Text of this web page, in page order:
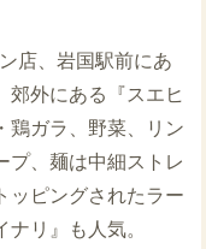
店、岩国駅前にあ
郊外にある『スエヒ
鶏ガラ、野菜、リン
プ、麺は中細ストレ
ッピングされたラー
リ』も人気。